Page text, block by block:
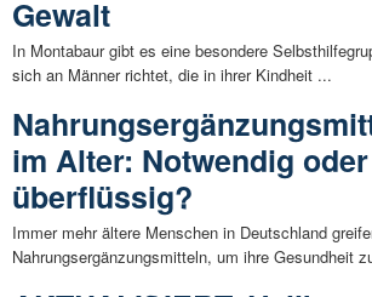
Gewalt
In Montabaur gibt es eine besondere
sich an Männer richtet, die in ihrer Kindheit ...
im Alter: Notwendig oder
überflüssig?
Immer mehr ältere Menschen in Deutschland
Nahrungsergänzungsmitteln, um ihre Gesundheit